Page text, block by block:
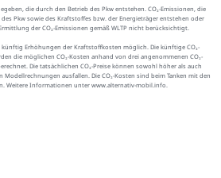
die durch den Betrieb des Pkw entstehen. CO₂-Emissionen, die
Pkw sowie des Kraftstoffes bzw. der Energieträger entstehen oder
der CO₂-Emissionen gemäß WLTP nicht berücksichtigt.
Erhöhungen der Kraftstoffkosten möglich. Die künftige CO₂-
die möglichen CO₂-Kosten anhand von drei angenommenen CO₂-
Die tatsächlichen CO₂-Preise können sowohl höher als auch
ausfallen. Die CO₂-Kosten sind beim Tanken mit den
Weitere Informationen unter www.alternativ-mobil.info.